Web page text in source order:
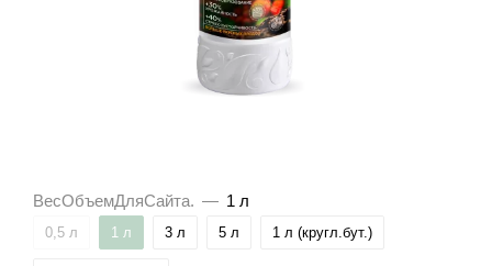
ВесОбъемДляСайта. — 1 л
0,5 л 1 л 3 л 5 л 1 л (кругл.бут.)